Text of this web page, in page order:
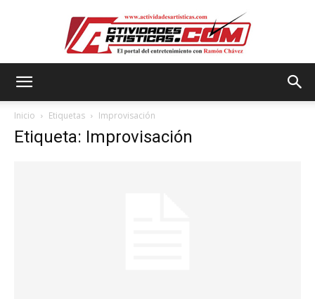
Inicio Etiquetas Improvisación
Etiqueta: Improvisación